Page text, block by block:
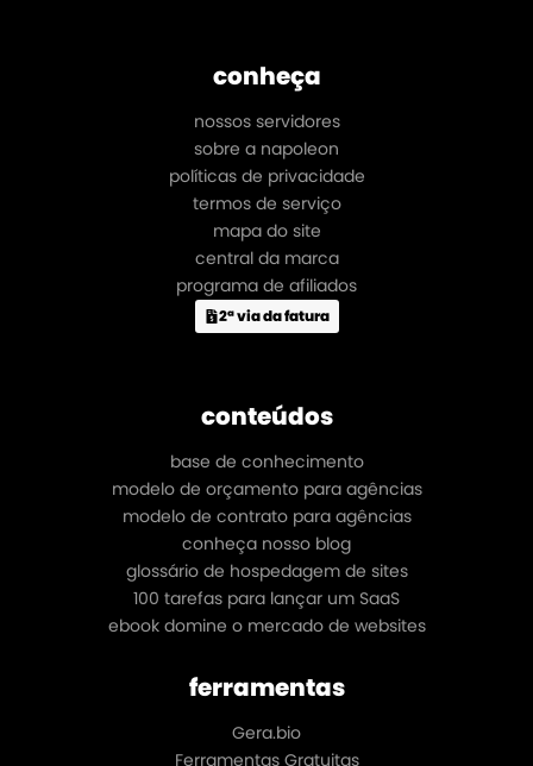
conheça
nossos servidores
sobre a napoleon
políticas de privacidade
termos de serviço
mapa do site
central da marca
programa de afiliados
2ª via da fatura
conteúdos
base de conhecimento
modelo de orçamento para agências
modelo de contrato para agências
conheça nosso blog
glossário de hospedagem de sites
100 tarefas para lançar um SaaS
ebook domine o mercado de websites
ferramentas
Gera.bio
Ferramentas Gratuitas